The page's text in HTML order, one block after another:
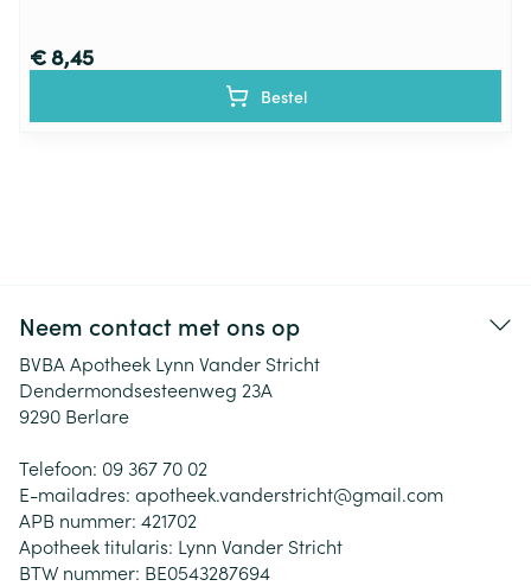
€ 8,45
Bestel
Neem contact met ons op
BVBA Apotheek Lynn Vander Stricht
Dendermondsesteenweg 23A
9290 Berlare
Telefoon: 09 367 70 02
E-mailadres: apotheek.vanderstricht@gmail.com
APB nummer: 421702
Apotheek titularis: Lynn Vander Stricht
BTW nummer: BE0543287694